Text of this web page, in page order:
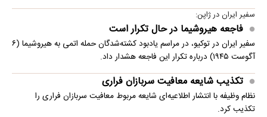
سفیر ایران در ژاپن:
فاجعه هیروشیما در حال تکرار است
سفیر ایران در توکیو، در مراسم یادبود کشته‌شدگان حمله اتمی به هیروشیما (۶
آگوست ۱۹۴۵) درباره تکرار این فاجعه هشدار داد.
تکذیب شایعه معافیت سربازان فراری
نظام وظیفه با انتشار اطلاعیه‌ای شایعه مربوط معافیت سربازان فراری را
تکذیب کرد.